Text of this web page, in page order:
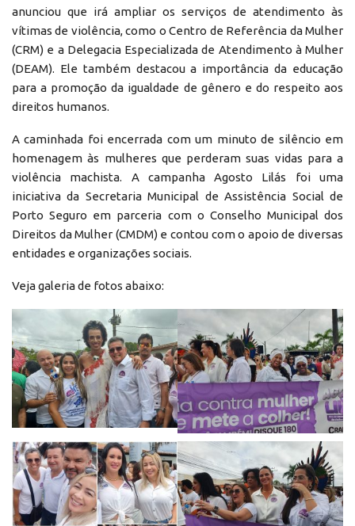
anunciou que irá ampliar os serviços de atendimento às
vítimas de violência, como o Centro de Referência da Mulher
(CRM) e a Delegacia Especializada de Atendimento à Mulher
(DEAM). Ele também destacou a importância da educação
para a promoção da igualdade de gênero e do respeito aos
direitos humanos.
A caminhada foi encerrada com um minuto de silêncio em
homenagem às mulheres que perderam suas vidas para a
violência machista. A campanha Agosto Lilás foi uma
iniciativa da Secretaria Municipal de Assistência Social de
Porto Seguro em parceria com o Conselho Municipal dos
Direitos da Mulher (CMDM) e contou com o apoio de diversas
entidades e organizações sociais.
Veja galeria de fotos abaixo: